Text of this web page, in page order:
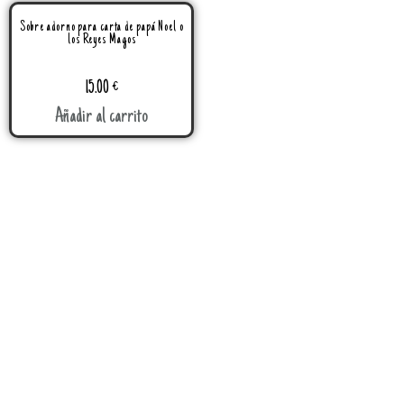
Sobre adorno para carta de papá Noel o
los Reyes Magos
15.00€
Añadir al carrito